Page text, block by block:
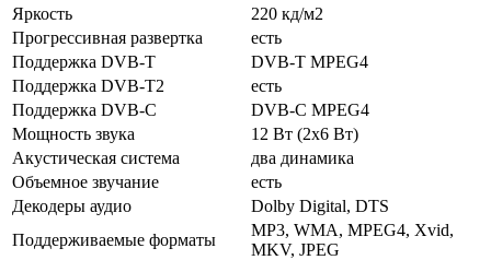
Яркость
220 кд/м2
Прогрессивная развертка
есть
Поддержка DVB-T
DVB-T MPEG4
Поддержка DVB-T2
есть
Поддержка DVB-C
DVB-C MPEG4
Мощность звука
12 Вт (2х6 Вт)
Акустическая система
два динамика
Объемное звучание
есть
Декодеры аудио
Dolby Digital, DTS
Поддерживаемые форматы
MP3, WMA, MPEG4, Xvid,
MKV, JPEG